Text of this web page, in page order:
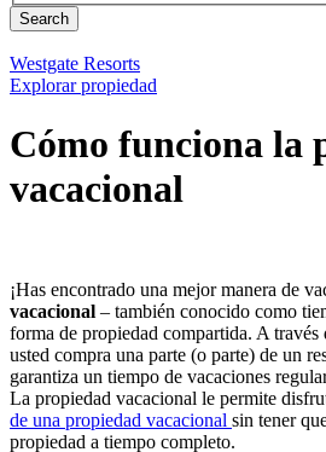
Westgate Resorts
Explorar propiedad
Cómo funciona la
vacacional
¡Has encontrado una mejor manera de
vacacional – también conocido como
forma de propiedad compartida. A
usted compra una parte (o parte) de un
garantiza un tiempo de vacaciones
La propiedad vacacional le permite
de una propiedad vacacional sin tener
propiedad a tiempo completo.